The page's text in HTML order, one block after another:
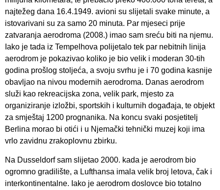
najtežeg dana 16.4.1949. avioni su slijetali svake minute, a
istovarivani su za samo 20 minuta. Par mjeseci prije
zatvaranja aerodroma (2008.) imao sam sreću biti na njemu.
Iako je tada iz Tempelhova polijetalo tek par nebitnih linija
aerodrom je pokazivao koliko je bio velik i moderan 30-tih
godina prošlog stoljeća, a svoju svrhu je i 70 godina kasnije
obavljao na nivou modernih aerodroma. Danas aerodrom
služi kao rekreacijska zona, velik park, mjesto za
organiziranje izložbi, sportskih i kulturnih događaja, te objekt
za smještaj 1200 prognanika. Na koncu svaki posjetitelj
Berlina morao bi otići i u Njemački tehnički muzej koji ima
vrlo zavidnu zrakoplovnu zbirku.
Na Dusseldorf sam slijetao 2000. kada je aerodrom bio
ogromno gradilište, a Lufthansa imala velik broj letova, čak i
interkontinentalne. Iako je aerodrom doslovce bio totalno